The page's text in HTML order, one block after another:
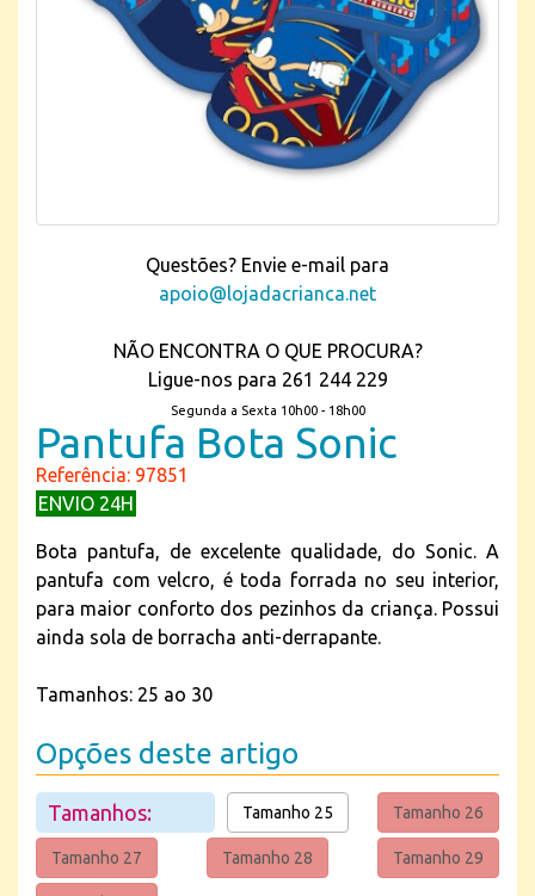
Questões? Envie e-mail para
apoio@lojadacrianca.net
NÃO ENCONTRA O QUE PROCURA?
Ligue-nos para 261 244 229
Segunda a Sexta 10h00 - 18h00
Pantufa Bota Sonic
Referência: 97851
ENVIO 24H
Bota pantufa, de excelente qualidade, do Sonic. A
pantufa com velcro, é toda forrada no seu interior,
para maior conforto dos pezinhos da criança. Possui
ainda sola de borracha anti-derrapante.
Tamanhos: 25 ao 30
Opções deste artigo
Tamanhos: Tamanho 25 Tamanho 26
Tamanho 27 Tamanho 28 Tamanho 29